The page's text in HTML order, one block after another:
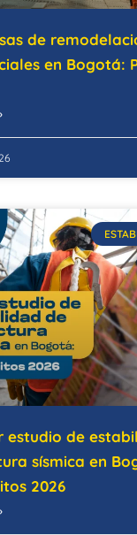
de
en Bogotá:
estudio de
sísmica en
2026